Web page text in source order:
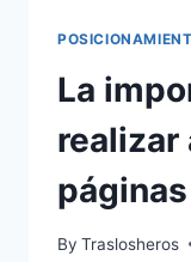
La
realizar
By Traslosheros